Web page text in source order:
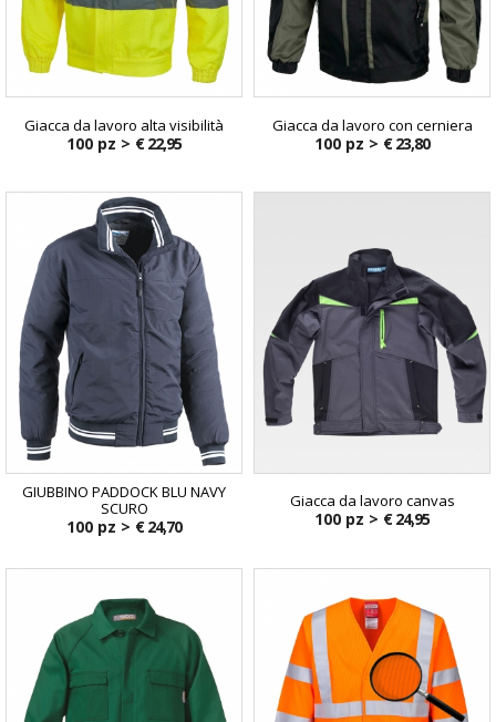
Giacca da lavoro alta visibilità
100 pz > € 22,95
Giacca da lavoro con cerniera
100 pz > € 23,80
GIUBBINO PADDOCK BLU NAVY
SCURO
100 pz > € 24,70
Giacca da lavoro canvas
100 pz > € 24,95